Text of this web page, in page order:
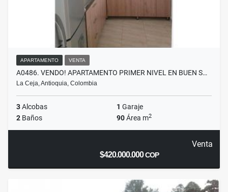
APARTAMENTO VENTA
A0486. VENDO! APARTAMENTO PRIMER NIVEL EN BUEN S…
La Ceja, Antioquia, Colombia
3Alcobas 1 Garaje
2 Baños 90Área m2
Venta
$420.000.000COP